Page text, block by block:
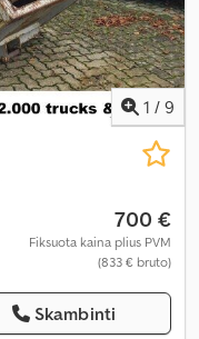
1 / 9
700 €
Fiksuota kaina plius PVM
(833 € bruto)
Skambinti